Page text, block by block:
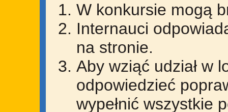
W konkursie mogą
Internauci
na stronie.
Aby wziąć udział w
odpowiedzieć
wypełnić wszystkie